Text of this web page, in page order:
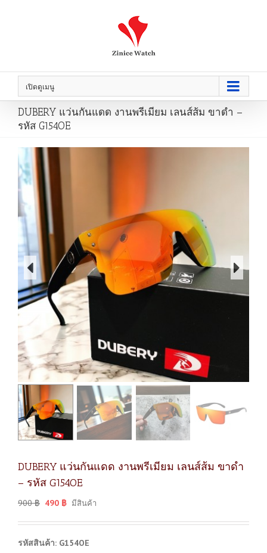
เปิดดูเมนู
DUBERY แว่นกันแดด งานพรีเมียม เลนส์ส้ม ขาดำ –
รหัส G154OE
DUBERY แว่นกันแดด งานพรีเมียม เลนส์ส้ม ขาดำ
– รหัส G154OE
900฿ 490 ฿ มีสินค้า
รหัสสินค้า: G154OE